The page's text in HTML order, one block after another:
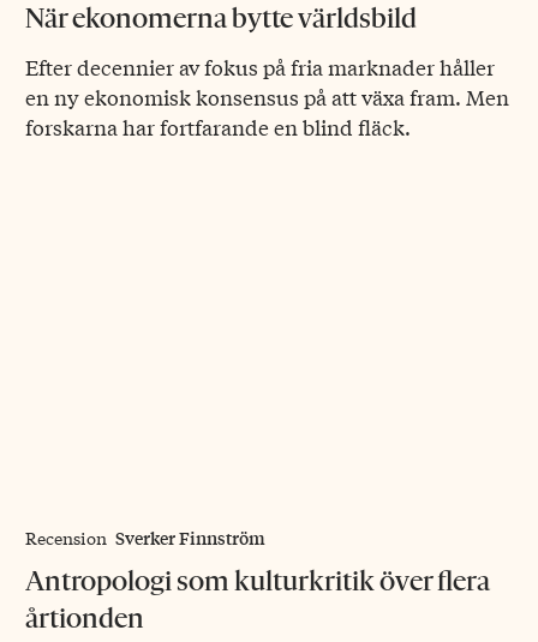
När ekonomerna bytte världsbild
Efter decennier av fokus på fria marknader håller
en ny ekonomisk konsensus på att växa fram. Men
forskarna har fortfarande en blind fläck.
Recension Sverker Finnström
Antropologi som kulturkritik över flera
årtionden